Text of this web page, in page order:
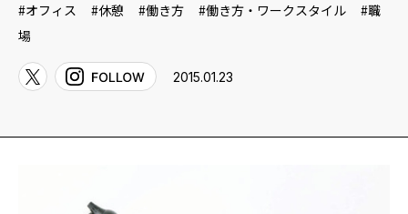
MAGAZINE
オフィス 休憩 働き方 働き方・ワークスタイル
職
場
2015.01.23